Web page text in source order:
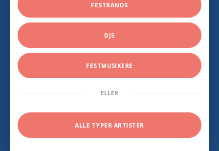
FESTBANDS
DJS
FESTMUSIKERE
ELLER
ALLE TYPER ARTISTER